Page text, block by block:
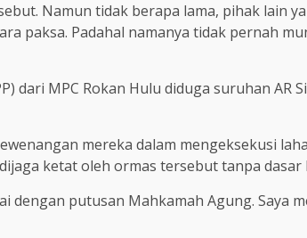
Namun tidak berapa lama, pihak lain
paksa. Padahal namanya tidak pernah
dari MPC Rokan Hulu diduga suruhan AR
mereka dalam mengeksekusi
ketat oleh ormas tersebut tanpa dasar
dengan putusan Mahkamah Agung. Saya